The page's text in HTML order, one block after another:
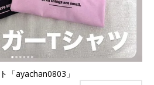
「ayachan0803」